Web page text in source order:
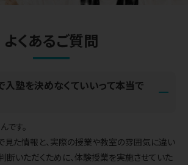
よくあるご質問
入塾を決めなくていいって本当で
です。
見た情報と、実際の授業や教室の雰囲気に違い
断いただくために、体験授業を実施させていた